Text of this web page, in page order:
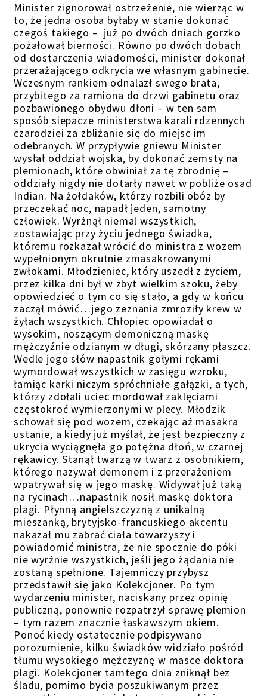
Minister zignorował ostrzeżenie, nie wierząc w
to, że jedna osoba byłaby w stanie dokonać
czegoś takiego – już po dwóch dniach gorzko
pożałował bierności. Równo po dwóch dobach
od dostarczenia wiadomości, minister dokonał
przerażającego odkrycia we własnym gabinecie.
Wczesnym rankiem odnalazł swego brata,
przybitego za ramiona do drzwi gabinetu oraz
pozbawionego obydwu dłoni – w ten sam
sposób siepacze ministerstwa karali rdzennych
czarodziei za zbliżanie się do miejsc im
odebranych. W przypływie gniewu Minister
wysłał oddział wojska, by dokonać zemsty na
plemionach, które obwiniał za tę zbrodnię –
oddziały nigdy nie dotarły nawet w pobliże osad
Indian. Na żołdaków, którzy rozbili obóz by
przeczekać noc, napadł jeden, samotny
człowiek. Wyrżnął niemal wszystkich,
zostawiając przy życiu jednego świadka,
któremu rozkazał wrócić do ministra z wozem
wypełnionym okrutnie zmasakrowanymi
zwłokami. Młodzieniec, który uszedł z życiem,
przez kilka dni był w zbyt wielkim szoku, żeby
opowiedzieć o tym co się stało, a gdy w końcu
zaczął mówić…jego zeznania zmroziły krew w
żyłach wszystkich. Chłopiec opowiadał o
wysokim, noszącym demoniczną maskę
mężczyźnie odzianym w długi, skórzany płaszcz.
Wedle jego słów napastnik gołymi rękami
wymordował wszystkich w zasięgu wzroku,
łamiąc karki niczym spróchniałe gałązki, a tych,
którzy zdołali uciec mordował zaklęciami
częstokroć wymierzonymi w plecy. Młodzik
schował się pod wozem, czekając aż masakra
ustanie, a kiedy już myślał, że jest bezpieczny z
ukrycia wyciągnęła go potężna dłoń, w czarnej
rękawicy. Stanął twarzą w twarz z osobnikiem,
którego nazywał demonem i z przerażeniem
wpatrywał się w jego maskę. Widywał już taką
na rycinach…napastnik nosił maskę doktora
plagi. Płynną angielszczyzną z unikalną
mieszanką, brytyjsko-francuskiego akcentu
nakazał mu zabrać ciała towarzyszy i
powiadomić ministra, że nie spocznie do póki
nie wyrżnie wszystkich, jeśli jego żądania nie
zostaną spełnione. Tajemniczy przybysz
przedstawił się jako Kolekcjoner. Po tym
wydarzeniu minister, naciskany przez opinię
publiczną, ponownie rozpatrzył sprawę plemion
– tym razem znacznie łaskawszym okiem.
Ponoć kiedy ostatecznie podpisywano
porozumienie, kilku świadków widziało pośród
tłumu wysokiego mężczyznę w masce doktora
plagi. Kolekcjoner tamtego dnia zniknął bez
śladu, pomimo bycia poszukiwanym przez